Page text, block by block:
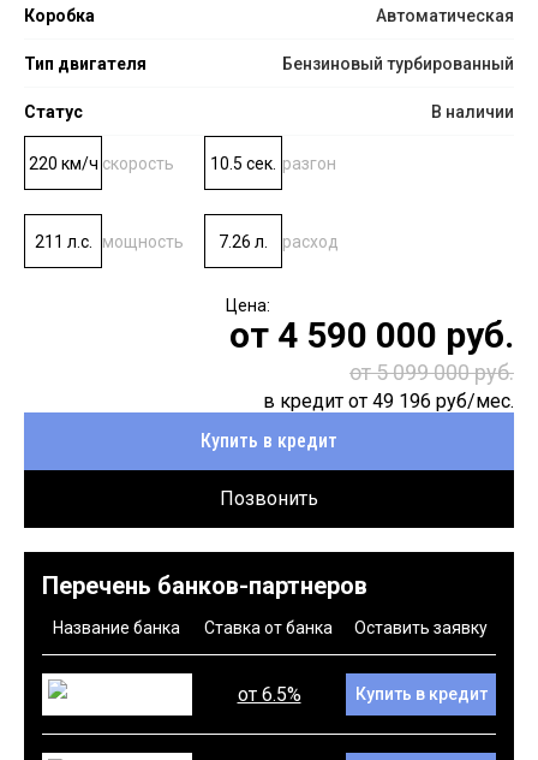
Коробка Автоматическая
Тип двигателя Бензиновый турбированный
Статус В наличии
220 км/ч скорость 10.5 сек. разгон
211 л.с. мощность 7.26 л. расход
от 4 590 000 руб.
от 5 099 000 руб.
в кредит от 49 196 руб/мес.
Купить в кредит
Позвонить
Перечень банков-партнеров
Название банка Ставка от банка Оставить заявку
от 6.5% Купить в кредит